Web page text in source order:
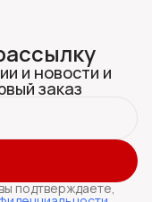
и новости и
заказ
подтверждаете,